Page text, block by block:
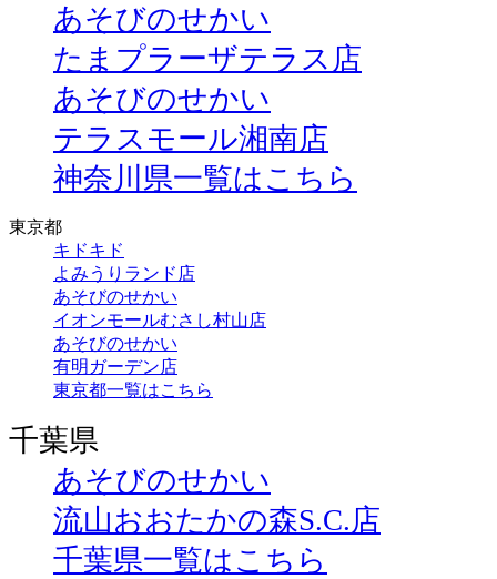
あそびのせかい
たまプラーザテラス店
あそびのせかい
テラスモール湘南店
神奈川県一覧はこちら
東京都
キドキド
よみうりランド店
あそびのせかい
イオンモールむさし村山店
あそびのせかい
有明ガーデン店
東京都一覧はこちら
千葉県
あそびのせかい
流山おおたかの森S.C.店
千葉県一覧はこちら